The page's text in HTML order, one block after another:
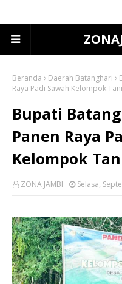
Beranda Daerah Batanghari
Raya Padi Sawah Kelompok
Bupati
Panen Raya
Kelompok
ZONA JAMBI Selasa,